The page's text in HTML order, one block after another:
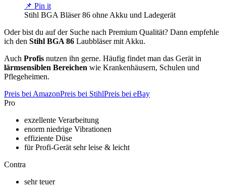
📌 Pin it
Stihl BGA Bläser 86 ohne Akku und Ladegerät
Oder bist du auf der Suche nach Premium Qualität? Dann empfehle
ich den Stihl BGA 86 Laubbläser mit Akku.
Auch Profis nutzen ihn gerne. Häufig findet man das Gerät in
lärmsensiblen Bereichen wie Krankenhäusern, Schulen und
Pflegeheimen.
Preis bei AmazonPreis bei StihlPreis bei eBay
Pro
exzellente Verarbeitung
enorm niedrige Vibrationen
effiziente Düse
für Profi-Gerät sehr leise & leicht
Contra
sehr teuer